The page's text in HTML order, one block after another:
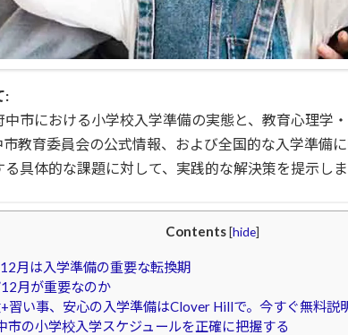
:
中市における小学校入学準備の実態と、教育心理学
市教育委員会の公式情報、および全国的な入学準備
具体的な課題に対して、実践的な解決策を提示しま
Contents[hide]
月は入学準備の重要な転換期
月が重要なのか
習い事、安心の入学準備はClover Hillで。今すぐ無料説
市の小学校入学スケジュールを正確に把握する